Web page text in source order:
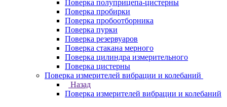
Поверка полуприцепа-цистерны
Поверка пробирки
Поверка пробоотборника
Поверка пурки
Поверка резервуаров
Поверка стакана мерного
Поверка цилиндра измерительного
Поверка цистерны
Поверка измерителей вибрации и колебаний
Назад
Поверка измерителей вибрации и колебаний